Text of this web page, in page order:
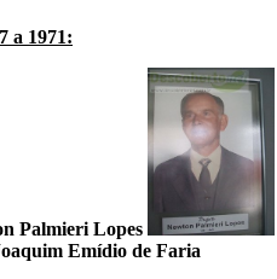
a 1971:
Palmieri Lopes
Emídio de Faria